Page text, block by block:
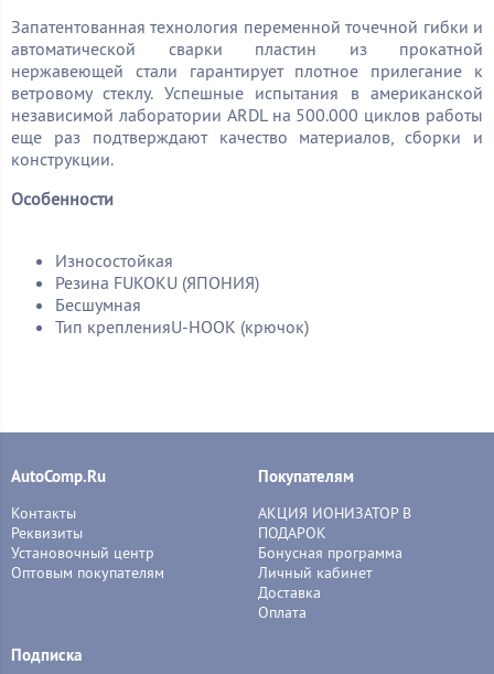
Запатентованная технология переменной точечной гибки и
автоматической сварки пластин из прокатной
нержавеющей стали гарантирует плотное прилегание к
ветровому стеклу. Успешные испытания в американской
независимой лаборатории ARDL на 500.000 циклов работы
еще раз подтверждают качество материалов, сборки и
конструкции.
Особенности
Износостойкая
Резина FUKOKU (ЯПОНИЯ)
Бесшумная
Тип крепленияU-HOOK (крючок)
AutoComp.Ru
Контакты
Реквизиты
Установочный центр
Оптовым покупателям
Покупателям
АКЦИЯ ИОНИЗАТОР В
ПОДАРОК
Бонусная программа
Личный кабинет
Доставка
Оплата
Подписка